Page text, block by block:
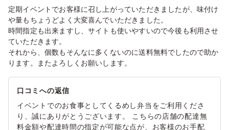
定期イベントでお客様に召し上がっていただきましたが、味付け
や量もちょうどよく大変喜んでいただきました。
時間指定も出来ますし、サイトも使いやすいので今後も利用させ
ていただきます。
それから、個数もそんなに多くないのに送料無料でしたので助か
ります。またよろしくお願いします。
口コミへの返信
イベントでのお食事としてくるめし弁当をご利用くださ
り、誠にありがとうございます。 こちらの店舗の配達無
料金額や配達時間の指定が可能な点が、お客様のお手配